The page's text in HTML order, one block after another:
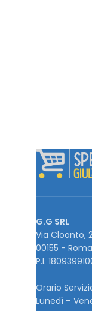
G.G SRL
Via Cloanto,
00155 - Roma
P.I.
Orario
Lunedì –